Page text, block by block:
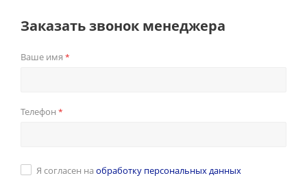
Заказать звонок менеджера
Ваше имя *
Телефон *
Я согласен на обработку персональных данных